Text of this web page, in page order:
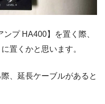
プ HA400】を置く際、
置くかと思います。
、延長ケーブルがあると